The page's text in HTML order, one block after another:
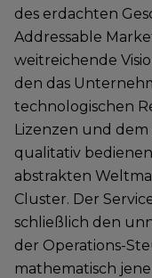
des erdachten
Addressable
weitreichende
den das
technologischen
Lizenzen und
qualitativ
abstrakten
Cluster. Der
schließlich den
der Operations-
mathematisch